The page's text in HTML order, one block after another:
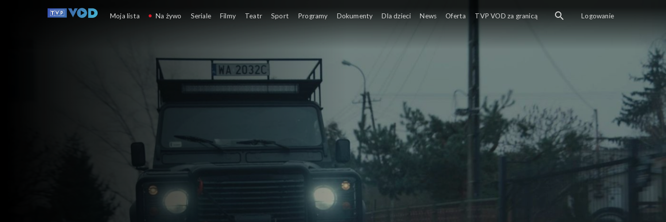
Moja lista Na żywo Seriale Filmy Teatr Sport Programy Dokumenty Dla dzieci News Oferta TVP VOD za granicą Logowanie